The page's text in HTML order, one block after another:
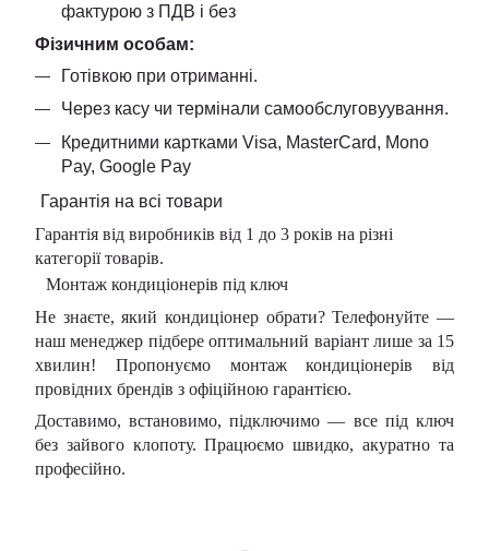
фактурою з ПДВ і без
Фізичним особам:
Готівкою при отриманні.
Через касу чи термінали самообслуговуування.
Кредитними картками Visa, MasterCard, Mono
Pay, Google Pay
Гарантія на всі товари
Гарантія від виробників від 1 до 3 років на різні
категорії товарів.
Монтаж кондиціонерів під ключ
Не знаєте, який кондиціонер обрати? Телефонуйте —
наш менеджер підбере оптимальний варіант лише за 15
хвилин! Пропонуємо монтаж кондиціонерів від
провідних брендів з офіційною гарантією.
Доставимо, встановимо, підключимо — все під ключ
без зайвого клопоту. Працюємо швидко, акуратно та
професійно.